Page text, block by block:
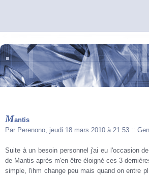
Mantis
Par Perenono, jeudi 18 mars 2010 à 21:53 ::
Suite à un besoin personnel j'ai eu l'occasion
de Mantis après m'en être éloigné ces 3
simple, l'ihm change peu mais quand on entre